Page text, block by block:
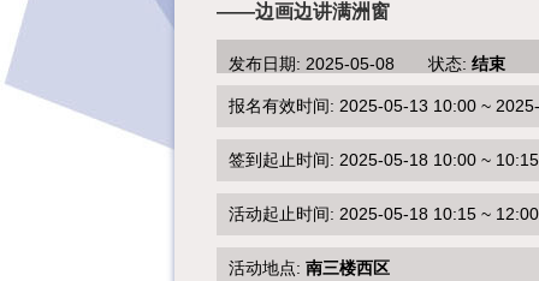
——边画边讲满洲窗
发布日期: 2025-05-08 状态: 结束
报名有效时间: 2025-05-13 10:00 ~
签到起止时间: 2025-05-18 10:00 ~ 10:15
活动起止时间: 2025-05-18 10:15 ~ 12:00
活动地点: 南三楼西区